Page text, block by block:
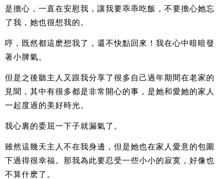
是擔心，一直在安慰我，讓我要乖乖吃飯，不要擔心她忘
了我，她也很想我的。
哼，既然都這麽想我了，還不快點回來！我在心中暗暗發
著小脾氣。
但是之後聽主人又跟我分享了很多自己過年期間在老家的
見聞，其中有很多都是非常開心的事，是她和愛她的家人
一起度過的美好時光。
我心裏的委屈一下子就漏氣了。
雖然這幾天主人不在我身邊，但是她也在家人愛意的包圍
下過得很幸福。那我為此要忍受一些小小的寂寞，好像也
不算什麽了。